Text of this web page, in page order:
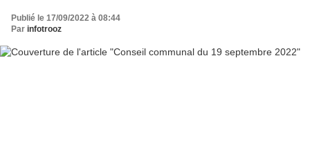
Publié le 17/09/2022 à 08:44
Par infotrooz